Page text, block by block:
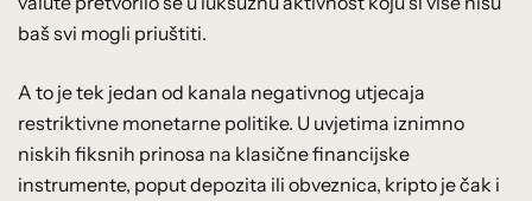
baš svi mogli priuštiti.
A to je tek jedan od kanala negativnog utjecaja
restriktivne monetarne politike. U uvjetima iznimno
niskih fiksnih prinosa na klasične financijske
instrumente, poput depozita ili obveznica, kripto je čak i